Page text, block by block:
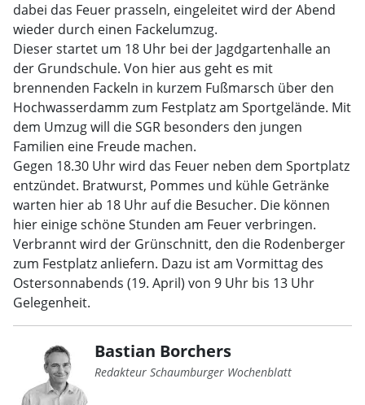
dabei das Feuer prasseln, eingeleitet wird der Abend
wieder durch einen Fackelumzug.
Dieser startet um 18 Uhr bei der Jagdgartenhalle an
der Grundschule. Von hier aus geht es mit
brennenden Fackeln in kurzem Fußmarsch über den
Hochwasserdamm zum Festplatz am Sportgelände. Mit
dem Umzug will die SGR besonders den jungen
Familien eine Freude machen.
Gegen 18.30 Uhr wird das Feuer neben dem Sportplatz
entzündet. Bratwurst, Pommes und kühle Getränke
warten hier ab 18 Uhr auf die Besucher. Die können
hier einige schöne Stunden am Feuer verbringen.
Verbrannt wird der Grünschnitt, den die Rodenberger
zum Festplatz anliefern. Dazu ist am Vormittag des
Ostersonnabends (19. April) von 9 Uhr bis 13 Uhr
Gelegenheit.
Bastian Borchers
Redakteur Schaumburger Wochenblatt